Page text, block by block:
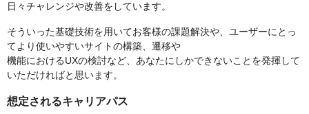
日々チャレンジや改善をしています。
そういった基礎技術を用いてお客様の課題解決や、ユーザーにとっ
てより使いやすいサイトの構築、遷移や
機能におけるUXの検討など、あなたにしかできないことを発揮して
いただければと思います。
想定されるキャリアパス